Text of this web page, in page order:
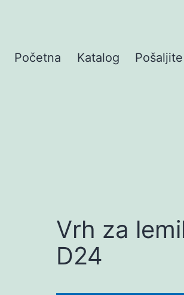
Početna Katalog
Vrh za
D24